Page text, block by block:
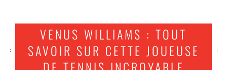
VENUS WILLIAMS : TOUT
SAVOIR SUR CETTE JOUEUSE